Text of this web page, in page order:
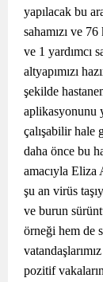
yapılacak bu
sahamızı ve
ve 1 yardımcı
altyapımızı
şekilde
aplikasyonunu
çalışabilir hale
daha önce bu
amacıyla Eliza
şu an virüs
ve burun
örneği hem de
pozitif